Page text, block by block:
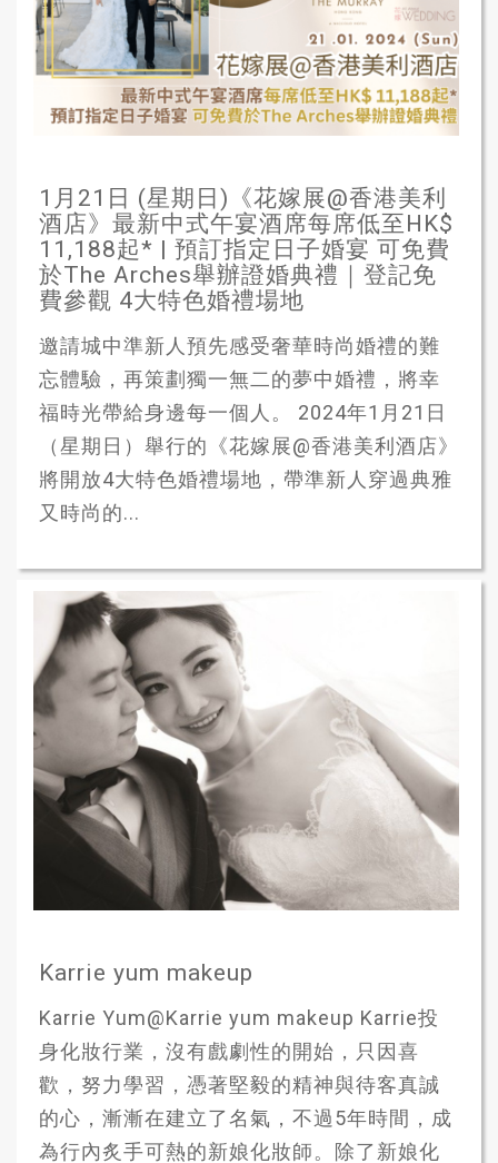
1月21日 (星期日)《花嫁展@香港美利
酒店》最新中式午宴酒席每席低至HK$
11,188起* | 預訂指定日子婚宴 可免費
於The Arches舉辦證婚典禮｜登記免
費參觀 4大特色婚禮場地
邀請城中準新人預先感受奢華時尚婚禮的難
忘體驗，再策劃獨一無二的夢中婚禮，將幸
福時光帶給身邊每一個人。 2024年1月21日
（星期日）舉行的《花嫁展@香港美利酒店》
將開放4大特色婚禮場地，帶準新人穿過典雅
又時尚的...
Karrie yum makeup
Karrie Yum@Karrie yum makeup Karrie投
身化妝行業，沒有戲劇性的開始，只因喜
歡，努力學習，憑著堅毅的精神與待客真誠
的心，漸漸在建立了名氣，不過5年時間，成
為行內炙手可熱的新娘化妝師。除了新娘化